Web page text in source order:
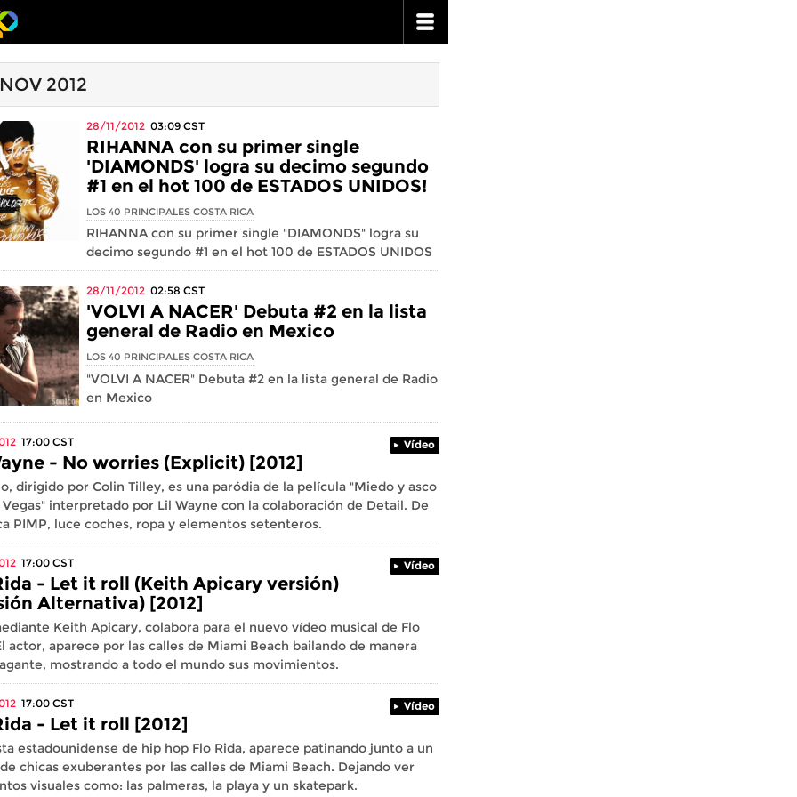
2012
28/11/2012 03:09 CST
RIHANNA con su primer single
'DIAMONDS' logra su decimo segundo
#1 en el hot 100 de ESTADOS UNIDOS!
LOS 40 PRINCIPALES COSTA RICA
RIHANNA con su primer single "DIAMONDS" logra su
decimo segundo #1 en el hot 100 de ESTADOS UNIDOS
28/11/2012 02:58 CST
'VOLVI A NACER' Debuta #2 en la lista
general de Radio en Mexico
LOS 40 PRINCIPALES COSTA RICA
"VOLVI A NACER" Debuta #2 en la lista general de Radio
en Mexico
17:00 CST Vídeo
- No worries (Explicit) [2012]
dirigido por Colin Tilley, es una paródia de la película "Miedo y asco
Vegas" interpretado por Lil Wayne con la colaboración de Detail. De
PIMP, luce coches, ropa y elementos setenteros.
17:00 CST Vídeo
- Let it roll (Keith Apicary versión)
Alternativa) [2012]
Keith Apicary, colabora para el nuevo vídeo musical de Flo
actor, aparece por las calles de Miami Beach bailando de manera
mostrando a todo el mundo sus movimientos.
17:00 CST Vídeo
- Let it roll [2012]
estadounidense de hip hop Flo Rida, aparece patinando junto a un
chicas exuberantes por las calles de Miami Beach. Dejando ver
visuales como: las palmeras, la playa y un skatepark.